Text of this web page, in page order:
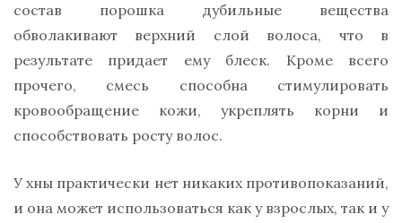
состав порошка дубильные вещества
обволакивают верхний слой волоса, что в
результате придает ему блеск. Кроме всего
прочего, смесь способна стимулировать
кровообращение кожи, укреплять корни и
способствовать росту волос.
У хны практически нет никаких противопоказаний,
и она может использоваться как у взрослых, так и у